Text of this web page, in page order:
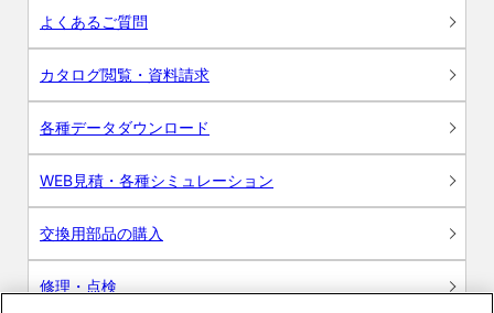
よくあるご質問
カタログ閲覧・資料請求
各種データダウンロード
WEB見積・各種シミュレーション
交換用部品の購入
修理・点検